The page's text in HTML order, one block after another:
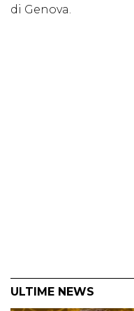
di Genova.
ULTIME NEWS